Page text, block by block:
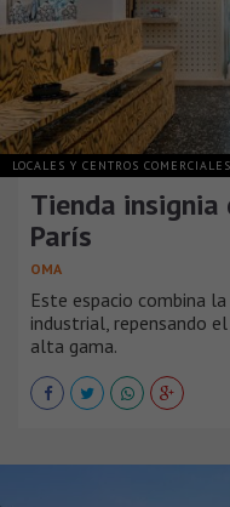
LOCALES Y CENTROS COMERCIALES
Tienda insignia
París
OMA
Este espacio combina
industrial, repensando
alta gama.